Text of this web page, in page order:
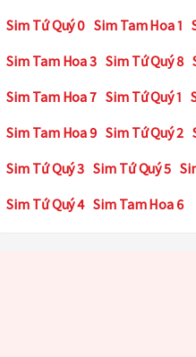
Sim Tứ Quý 0 Sim Tam Hoa 1
Sim Tam Hoa 3 Sim Tứ Quý 8
Sim Tam Hoa 7 Sim Tứ Quý 1
Sim Tam Hoa 9 Sim Tứ Quý 2
Sim Tứ Quý 3 Sim Tứ Quý 5
Sim Tứ Quý 4 Sim Tam Hoa 6